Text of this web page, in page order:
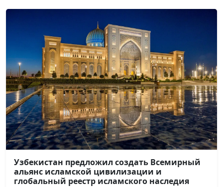
Узбекистан предложил создать Всемирный
альянс исламской цивилизации и
глобальный реестр исламского наследия